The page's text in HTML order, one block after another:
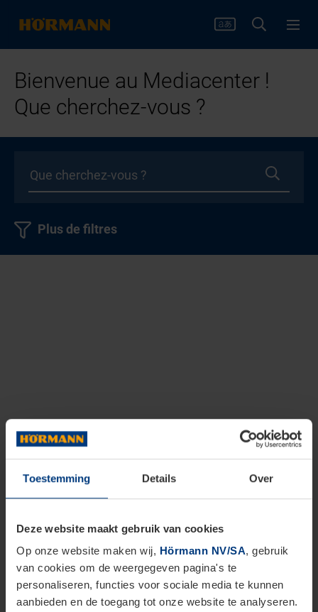
Toestemming Details Over
Deze website maakt gebruik van cookies
Op onze website maken wij, Hörmann NV/SA, gebruik
van cookies om de weergegeven pagina's te
personaliseren, functies voor sociale media te kunnen
aanbieden en de toegang tot onze website te analyseren.
Bienvenue au Mediacenter !
Que cherchez-vous ?
Plus de filtres